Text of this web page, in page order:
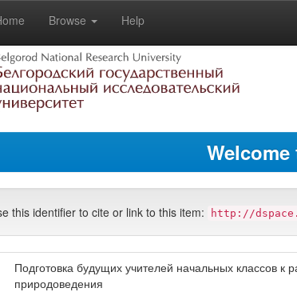
Browse Help
this identifier to cite or link to this item: http://
Подготовка будущих учителей начальных классов
природоведения